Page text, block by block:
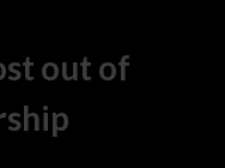
out of